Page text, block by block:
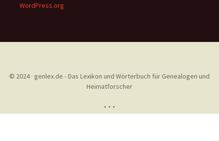
WordPress.org
© 2024 · genlex.de - Das Lexikon und Wörterbuch für Genealogen und
Heimatforscher
* * *